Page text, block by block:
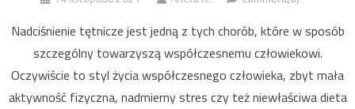
Nadciśnienie tętnicze jest jedną z tych chorób, które w sposób
szczególny towarzyszą współczesnemu człowiekowi.
Oczywiście to styl życia współczesnego człowieka, zbyt mała
aktywność fizyczna, nadmierny stres czy też niewłaściwa dieta